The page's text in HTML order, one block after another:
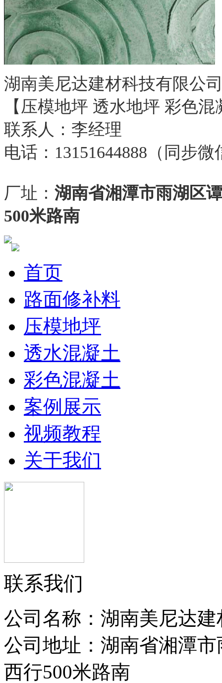
湖南美尼达建材科技有限公
【压模地坪 透水地坪 彩色
联系人：李经理
电话：13151644888（同步微
厂址： 湖南省湘潭市雨湖区
500米路南
首页
路面修补料
压模地坪
透水混凝土
彩色混凝土
案例展示
视频教程
关于我们
联系我们
公司名称：湖南美尼达
公司地址：湖南省湘潭
西行500米路南